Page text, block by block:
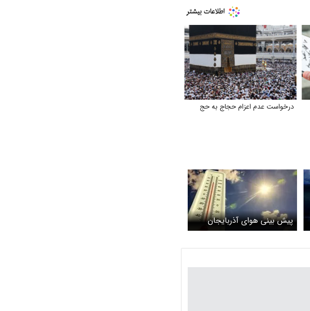
درخواست عدم اعزام حجاج به حج
پیش بینی هوای آذربایجان
شرقی فردا 7 دی 1404/ نفوذ